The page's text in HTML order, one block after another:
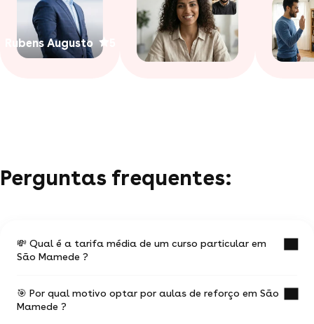
Rubens Augusto
Perguntas frequentes:
💸 Qual é a tarifa média de um curso particular em
São Mamede ?
O valor médio de uma aula particular em São
Mamede é de R$ 41.
🎯 Por qual motivo optar por aulas de reforço em São
Mamede ?